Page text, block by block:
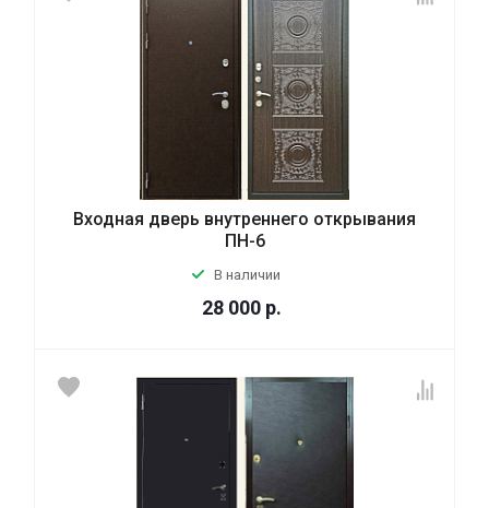
Входная дверь внутреннего открывания
ПН-6
В наличии
28 000 р.